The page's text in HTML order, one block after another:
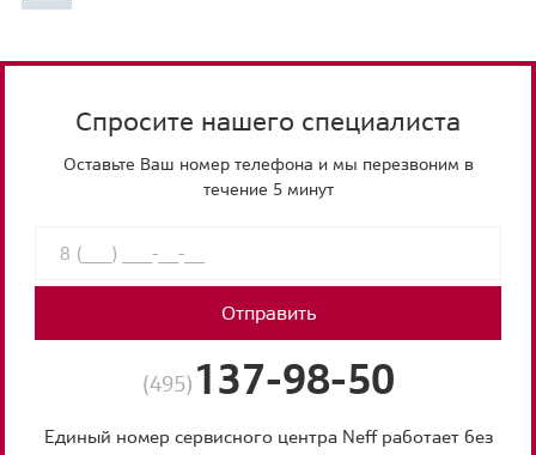
Спросите нашего специалиста
Оставьте Ваш номер телефона и мы перезвоним в
течение 5 минут
Отправить
(495) 137-98-50
Единый номер сервисного центра Neff работает без